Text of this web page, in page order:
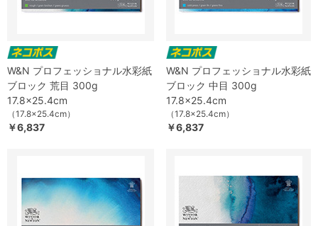
W&N プロフェッショナル水彩紙
ブロック 荒目 300g
17.8x25.4cm
（17.8x25.4cm）
￥6,837
W&N プロフェッショナル水彩紙
ブロック 中目 300g
17.8x25.4cm
（17.8x25.4cm）
￥6,837